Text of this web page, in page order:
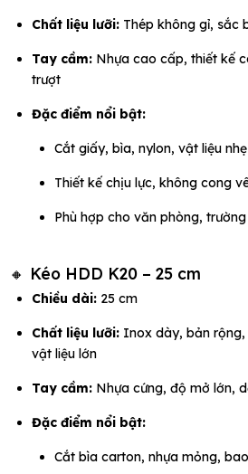
Chất liệu lưỡi: Thép không gỉ, sắc
Tay cầm: Nhựa cao cấp, thiết kế
trượt
Đặc điểm nổi bật:
Cắt giấy, bìa, nylon, vật liệu nhẹ
Thiết kế chịu lực, không cong
Phù hợp cho văn phòng,
🔸 Kéo HDD K20 – 25 cm
Chiều dài: 25 cm
Chất liệu lưỡi: Inox dày, bản
vật liệu lớn
Tay cầm: Nhựa cứng, độ mở lớn,
Đặc điểm nổi bật:
Cắt bìa carton, nhựa mỏng,